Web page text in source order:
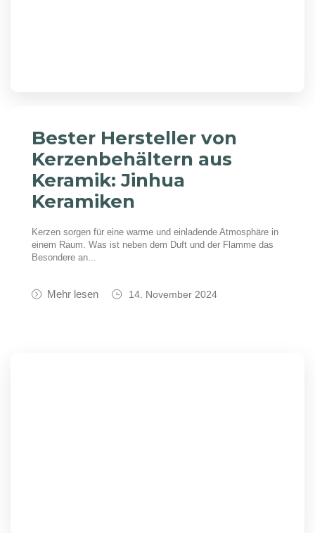
Bester Hersteller von
Kerzenbehältern aus
Keramik: Jinhua
Keramiken
Kerzen sorgen für eine warme und einladende Atmosphäre in
einem Raum. Was ist neben dem Duft und der Flamme das
Besondere an...
Mehr lesen 14. November 2024